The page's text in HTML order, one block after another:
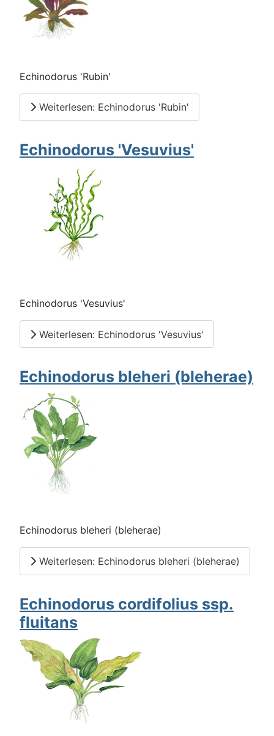
Echinodorus 'Rubin'
Weiterlesen: Echinodorus 'Rubin'
Echinodorus 'Vesuvius'
Echinodorus 'Vesuvius'
Weiterlesen: Echinodorus 'Vesuvius'
Echinodorus bleheri (bleherae)
Echinodorus bleheri (bleherae)
Weiterlesen: Echinodorus bleheri (bleherae)
Echinodorus cordifolius ssp.
fluitans